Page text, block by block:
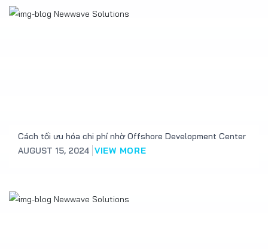
Cách tối ưu hóa chi phí nhờ Offshore Development Center
AUGUST 15, 2024 VIEW MORE